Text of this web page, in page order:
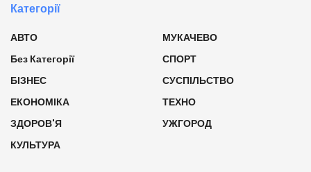
Категорії
АВТО
Без Категорії
БІЗНЕС
ЕКОНОМІКА
ЗДОРОВ'Я
КУЛЬТУРА
МУКАЧЕВО
СПОРТ
СУСПІЛЬСТВО
ТЕХНО
УЖГОРОД